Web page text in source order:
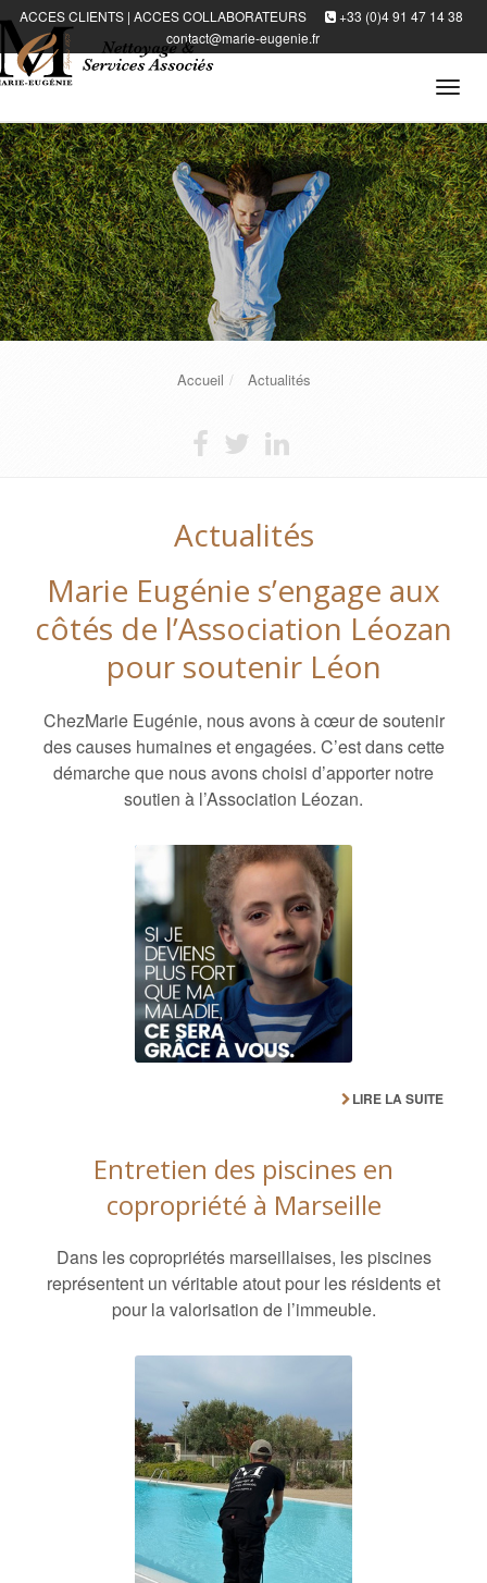
ACCES CLIENTS| ACCES COLLABORATEURS
+33 (0)4 91 47 14 38
contact@marie-eugenie.fr
Accueil Actualités
Actualités
Marie Eugénie s’engage aux
côtés de l’Association Léozan
pour soutenir Léon
ChezMarie Eugénie, nous avons à cœur de soutenir
des causes humaines et engagées. C’est dans cette
démarche que nous avons choisi d’apporter notre
soutien à l’Association Léozan.
LIRE LA SUITE
Entretien des piscines en
copropriété à Marseille
Dans les copropriétés marseillaises, les piscines
représentent un véritable atout pour les résidents et
pour la valorisation de l’immeuble.